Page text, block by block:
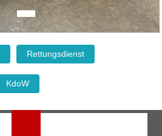
Rettungsdienst
KdoW